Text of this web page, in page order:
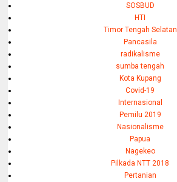
SOSBUD
HTI
Timor Tengah Selatan
Pancasila
radikalisme
sumba tengah
Kota Kupang
Covid-19
Internasional
Pemilu 2019
Nasionalisme
Papua
Nagekeo
Pilkada NTT 2018
Pertanian